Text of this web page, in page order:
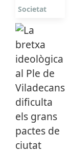
Societat